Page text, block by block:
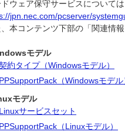
ウェア保守サービスについて
jpn.nec.com/pcserver/
、本コンテンツ下部の「関連情
モデル
約タイプ（Windowsモデル）
PPSupportPack（Windowsモデル
モデル
Linuxサービスセット
PPSupportPack（Linuxモデル）